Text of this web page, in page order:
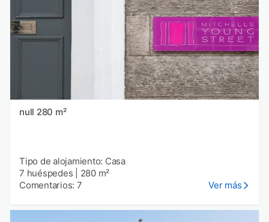
null 280 m²
Tipo de alojamiento: Casa
7 huéspedes
280 m²
Comentarios: 7
Ver más